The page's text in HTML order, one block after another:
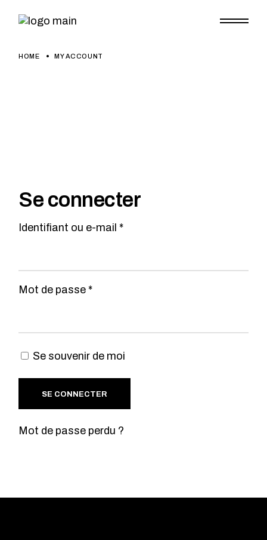
HOME MY ACCOUNT
Se connecter
Identifiant ou e-mail *Obligatoire
Mot de passe *Obligatoire
Se souvenir de moi
SE CONNECTER
Mot de passe perdu ?